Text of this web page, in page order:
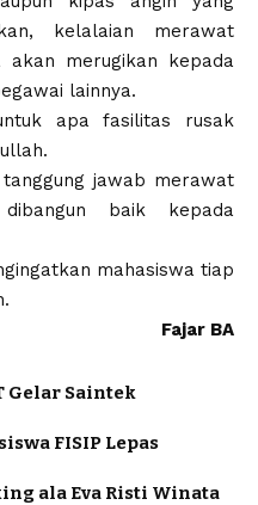
kelalaian merawat
merugikan kepada
lainnya.
apa fasilitas rusak
jawab merawat
baik kepada
mahasiswa tiap
Fajar BA
Gelar Saintek
FISIP Lepas
ala Eva Risti Winata